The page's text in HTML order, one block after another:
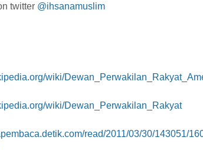
twitter @ihsanamuslim
wiki/
wiki/Dewan_Perwakilan_Rakyat
read/2011/03/30/143051/